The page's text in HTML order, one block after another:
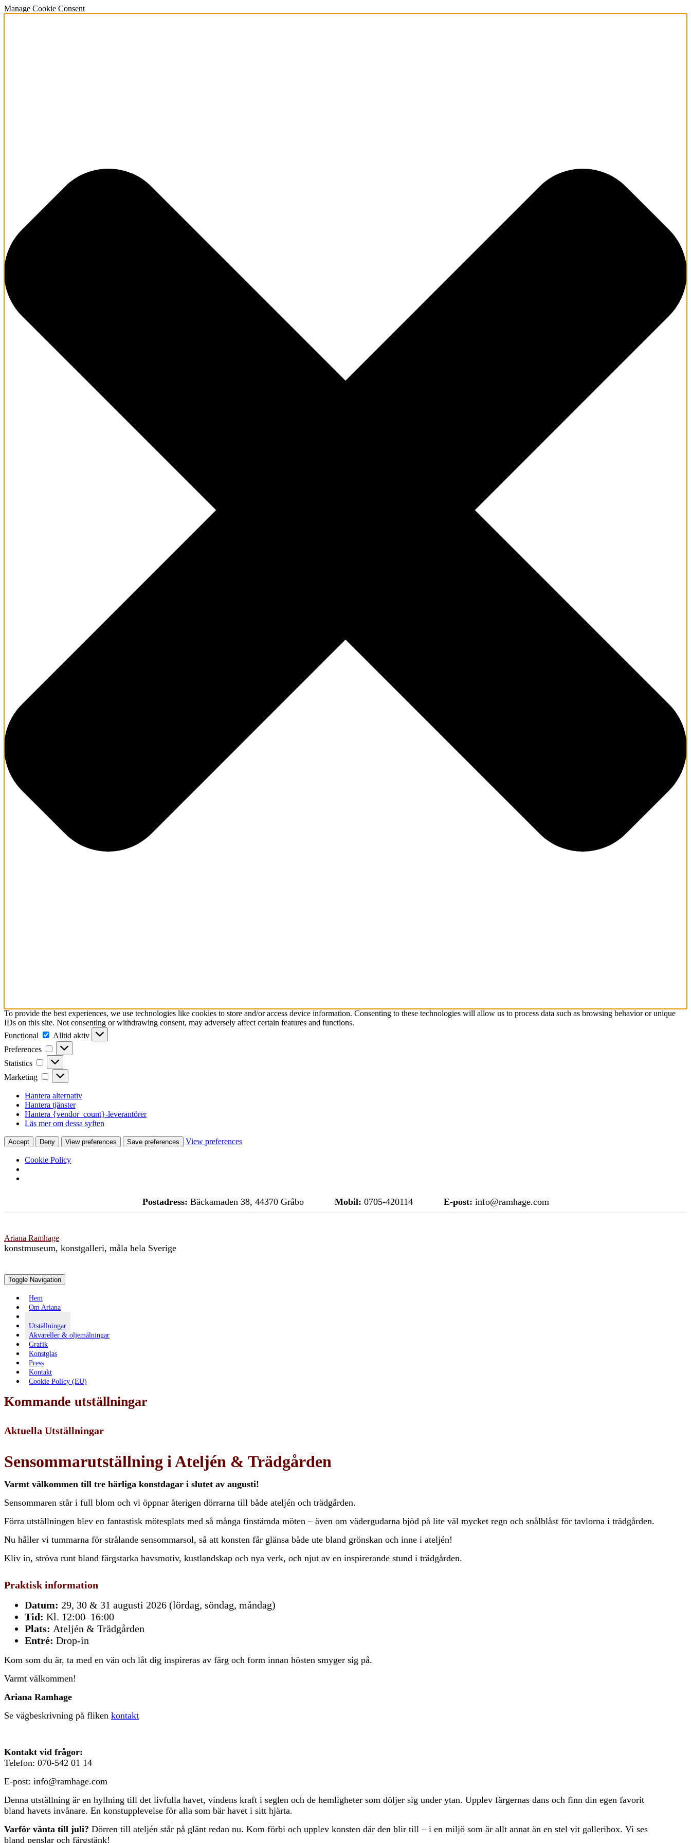
Manage Cookie Consent
To provide the best experiences, we use technologies like cookies to store and/or access device information. Consenting to these technologies will allow us to process data such as browsing behavior or unique
IDs on this site. Not consenting or withdrawing consent, may adversely affect certain features and functions.
Functional
Functional
Alltid aktiv
Preferences
Preferences
Statistics Statistics
Marketing Marketing
Hantera alternativ
Hantera tjänster
Hantera {vendor_count}-leverantörer
Läs mer om dessa syften
Accept Deny View preferences Save preferences View preferences
Cookie Policy
content
Postadress: Bäckamaden 38, 44370 Gråbo Mobil: 0705-420114 E-post: info@ramhage.com
Ariana Ramhage
konstmuseum, konstgalleri, måla hela Sverige
Toggle Navigation
Hem
Om Ariana
Utställningar
Akvareller & oljemålningar
Grafik
Konstglas
Press
Kontakt
Cookie Policy (EU)
Kommande utställningar
Aktuella Utställningar
Sensommarutställning i Ateljén & Trädgården
Varmt välkommen till tre härliga konstdagar i slutet av augusti!
Sensommaren står i full blom och vi öppnar återigen dörrarna till både ateljén och trädgården.
Förra utställningen blev en fantastisk mötesplats med så många finstämda möten – även om vädergudarna bjöd på lite väl mycket regn och snålblåst för tavlorna i trädgården.
Nu håller vi tummarna för strålande sensommarsol, så att konsten får glänsa både ute bland grönskan och inne i ateljén!
Kliv in, ströva runt bland färgstarka havsmotiv, kustlandskap och nya verk, och njut av en inspirerande stund i trädgården.
Praktisk information
Datum: 29, 30 & 31 augusti 2026 (lördag, söndag, måndag)
Tid: Kl. 12:00–16:00
Plats: Ateljén & Trädgården
Entré: Drop-in
Kom som du är, ta med en vän och låt dig inspireras av färg och form innan hösten smyger sig på.
Varmt välkommen!
Ariana Ramhage
Se vägbeskrivning på fliken kontakt
Kontakt vid frågor:
Telefon: 070-542 01 14
E-post: info@ramhage.com
Denna utställning är en hyllning till det livfulla havet, vindens kraft i seglen och de hemligheter som döljer sig under ytan. Upplev färgernas dans och finn din egen favorit
bland havets invånare. En konstupplevelse för alla som bär havet i sitt hjärta.
Varför vänta till juli? Dörren till ateljén står på glänt redan nu. Kom förbi och upplev konsten där den blir till – i en miljö som är allt annat än en stel vit galleribox. Vi ses
bland penslar och färgstänk!